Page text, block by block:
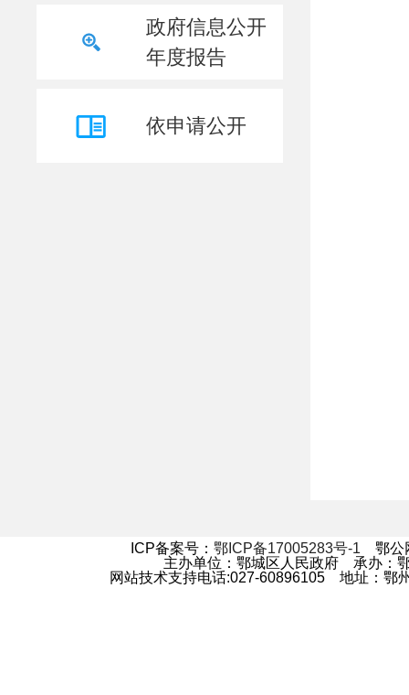
政府信息公开
年度报告
依申请公开
ICP备案号： 鄂ICP备17005283号-1 鄂公
主办单位：鄂城区人民政府 承办：
网站技术支持电话:027-60896105 地址：鄂